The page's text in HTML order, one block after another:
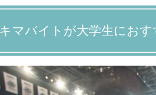
マバイトが大学生にお